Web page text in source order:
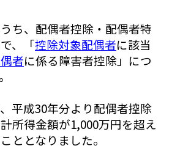
ち、配偶者控除・配偶者特
、「控除対象配偶者に該当
者に係る障害者控除」につ
平成30年分より配偶者控除
所得金額が1,000万円を超え
ととなりました。